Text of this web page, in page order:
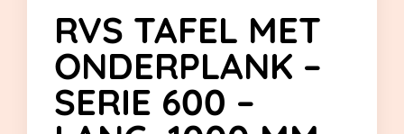
RVS TAFEL MET
ONDERPLANK –
SERIE 600 –